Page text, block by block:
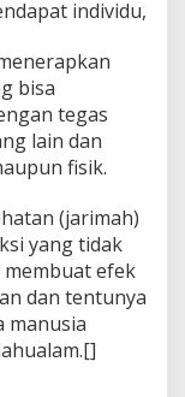
individu,
bisa
tegas
lain dan
fisik.
(jarimah)
yang tidak
membuat efek
dan tentunya
manusia